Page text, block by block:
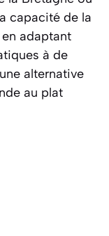
capacité de la
adaptant
à de
alternative
au plat